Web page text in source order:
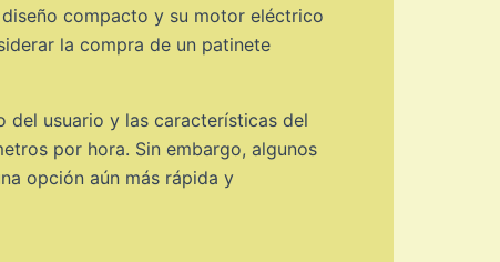
compacto y su motor eléctrico
la compra de un patinete
usuario y las características del
por hora. Sin embargo, algunos
opción aún más rápida y